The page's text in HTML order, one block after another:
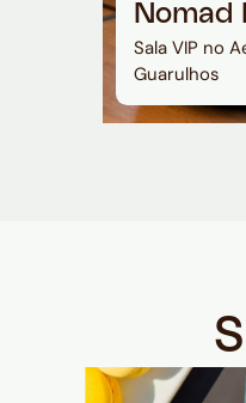
Nomad
Sala VIP no
Guarulhos